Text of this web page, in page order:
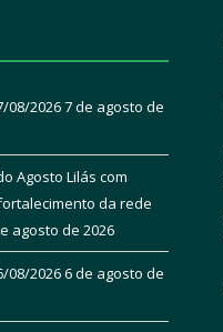
08/20267 de agosto de
Agosto Lilás com
da rede
agosto de 2026
08/20266 de agosto de